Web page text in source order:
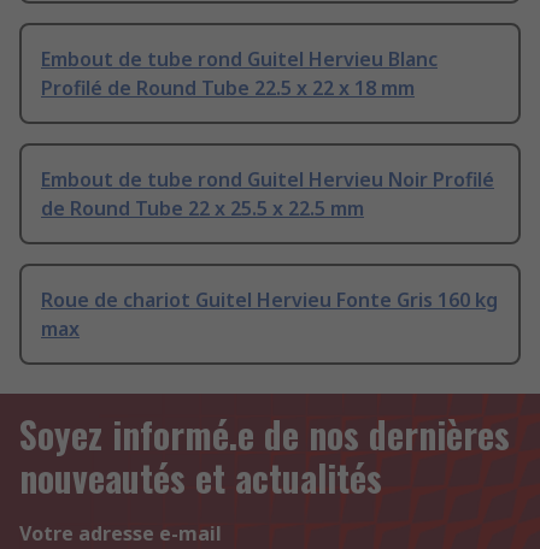
Embout de tube rond Guitel Hervieu Blanc
Profilé de Round Tube 22.5 x 22 x 18 mm
Embout de tube rond Guitel Hervieu Noir Profilé
de Round Tube 22 x 25.5 x 22.5 mm
Roue de chariot Guitel Hervieu Fonte Gris 160 kg
max
Soyez informé.e de nos dernières
nouveautés et actualités
Votre adresse e-mail